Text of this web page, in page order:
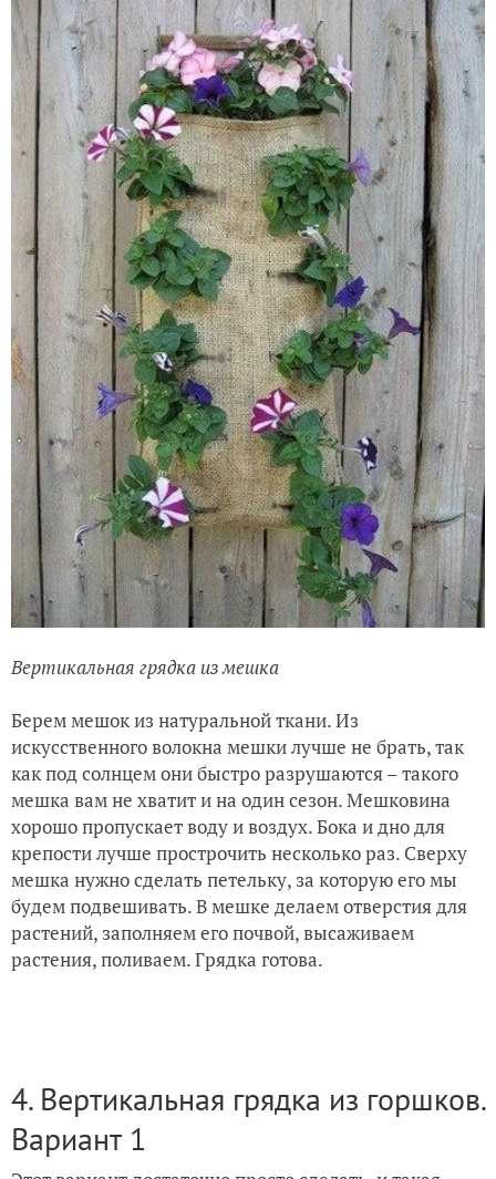
Вертикальная грядка из мешка
Берем мешок из натуральной ткани. Из
искусственного волокна мешки лучше не брать, так
как под солнцем они быстро разрушаются – такого
мешка вам не хватит и на один сезон. Мешковина
хорошо пропускает воду и воздух. Бока и дно для
крепости лучше прострочить несколько раз. Сверху
мешка нужно сделать петельку, за которую его мы
будем подвешивать. В мешке делаем отверстия для
растений, заполняем его почвой, высаживаем
растения, поливаем. Грядка готова.
4. Вертикальная грядка из горшков.
Вариант 1